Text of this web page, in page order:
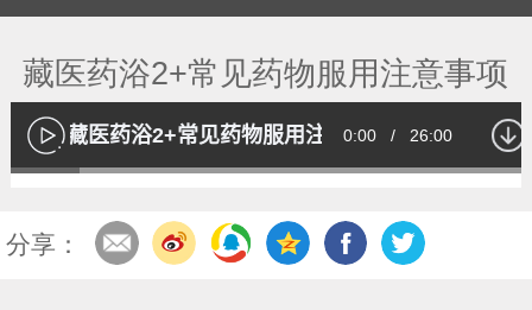
专题
藏医药浴2+常见药物服用注意事项
播
放
藏医药浴2+常见药物服用注意事项
Current
0:00 / Duration
26:00
Loaded:
分享：